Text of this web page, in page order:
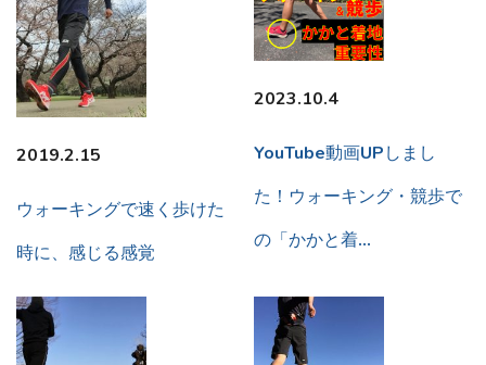
2019.2.15
ウォーキングで速く歩けた
時に、感じる感覚
2023.10.4
YouTube動画UPしまし
た！ウォーキング・競歩で
の「かかと着…